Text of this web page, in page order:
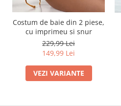
Costum de baie din 2 piese,
cu imprimeu si snur
229,99 Lei
149,99 Lei
VEZI VARIANTE